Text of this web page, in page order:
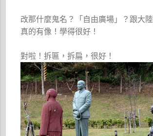
改那什麼鬼名？「自由廣場」？跟大
真的有像！學得很好！
對啦！拆匾，拆扁，很好！